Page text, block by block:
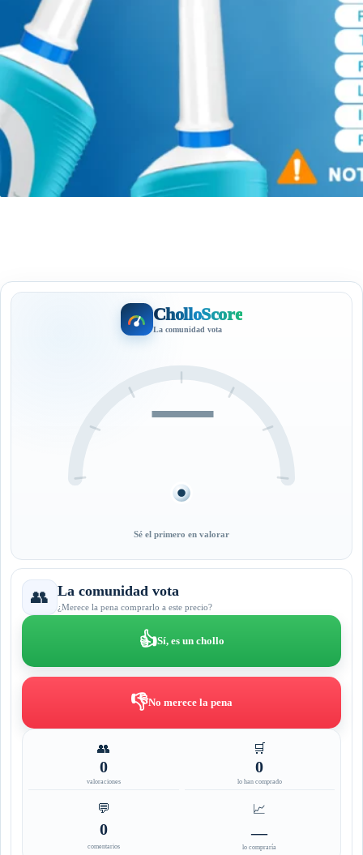
CholloScore
La comunidad vota
—
Sé el primero en valorar
👥 La comunidad vota
¿Merece la pena comprarlo a este precio?
👍Sí, es un chollo
👎No merece la pena
👥
0
valoraciones
🛒
0
lo han comprado
💬
0
comentarios
📈
—
lo compraría